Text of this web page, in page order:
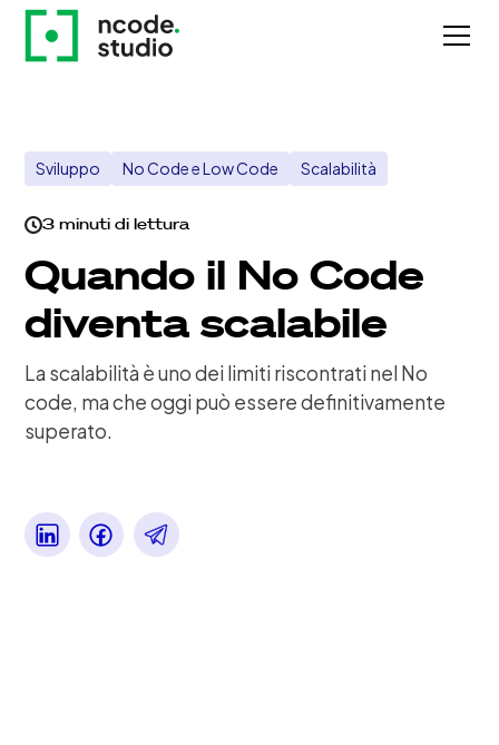
Sviluppo No Code e Low Code Scalabilità
3 minuti di lettura
Quando il No Code
diventa scalabile
La scalabilità è uno dei limiti riscontrati nel No
code, ma che oggi può essere definitivamente
superato.